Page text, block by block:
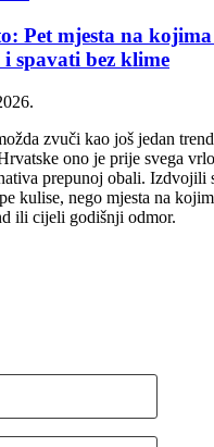
Pet mjesta na kojima
spavati bez klime
zvuči kao još jedan
ono je prije svega
prepunoj obali. Izdvojili
kulise, nego mjesta na
ili cijeli godišnji odmor.